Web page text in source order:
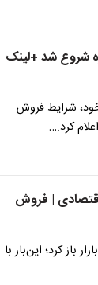
اقساطی سایپا با تحویل ۳۰ روزه شروع شد +لینک
شرایط فروش
| فروش
باز کرد؛ این‌بار با